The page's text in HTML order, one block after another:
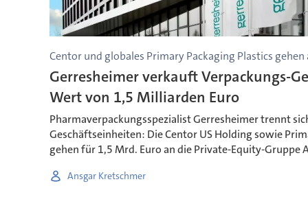
Centor und globales Primary Packaging Plastics gehen
Gerresheimer verkauft Verpackungs-
Wert von 1,5 Milliarden Euro
Pharmaverpackungsspezialist Gerresheimer trennt
Geschäftseinheiten: Die Centor US Holding sowie
gehen für 1,5 Mrd. Euro an die Private-Equity-Gruppe
Ansgar Kretschmer